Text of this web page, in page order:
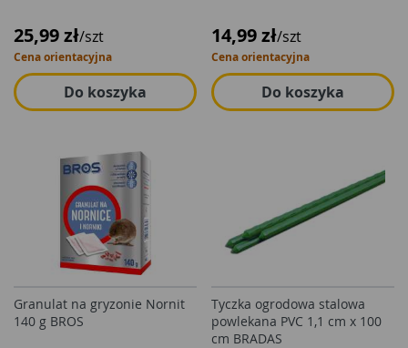
25,99 zł/szt
Cena orientacyjna
Do koszyka
14,99 zł/szt
Cena orientacyjna
Do koszyka
Granulat na gryzonie Nornit
140 g BROS
Tyczka ogrodowa stalowa
powlekana PVC 1,1 cm x 100
cm BRADAS